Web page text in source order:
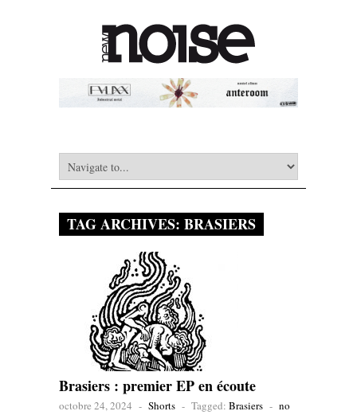
TAG ARCHIVES: BRASIERS
Brasiers : premier EP en écoute
octobre 24, 2024 - Shorts - Tagged: Brasiers - no